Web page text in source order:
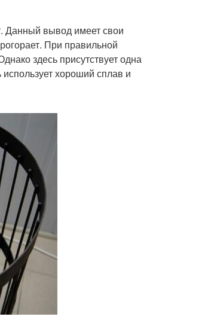
Бани с банной каменкой
Данный вывод имеет свои
При правильной
здесь присутствует одна
хороший сплав и